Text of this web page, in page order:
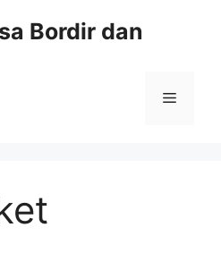
Bordir dan
Menu